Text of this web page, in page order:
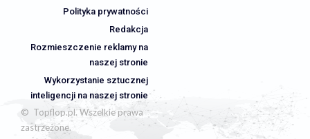
Polityka prywatności
Redakcja
Rozmieszczenie reklamy na
naszej stronie
Wykorzystanie sztucznej
inteligencji na naszej stronie
© Topflop.pl. Wszelkie prawa
zastrzeżone.